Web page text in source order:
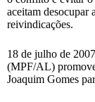
aceitam desocupar
reivindicações.
18 de julho de
(MPF/AL)
Joaquim Gomes